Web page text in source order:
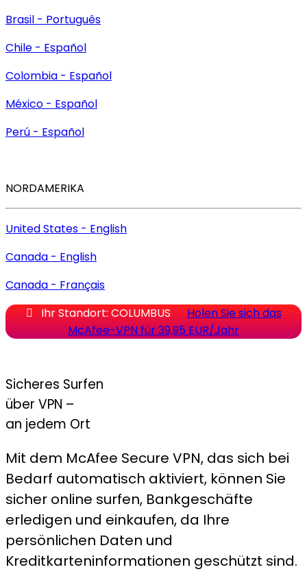
Brasil - Português
Chile - Español
Colombia - Español
México - Español
Perú - Español
NORDAMERIKA
United States - English
Canada - English
Canada - Français

Ihr Standort: COLUMBUS
Holen Sie sich das
McAfee-VPN für 39,95 EUR/Jahr
Sicheres Surfen
über VPN –
an jedem Ort
Mit dem McAfee Secure VPN, das sich bei
Bedarf automatisch aktiviert, können Sie
sicher online surfen, Bankgeschäfte
erledigen und einkaufen, da Ihre
persönlichen Daten und
Kreditkarteninformationen geschützt sind.